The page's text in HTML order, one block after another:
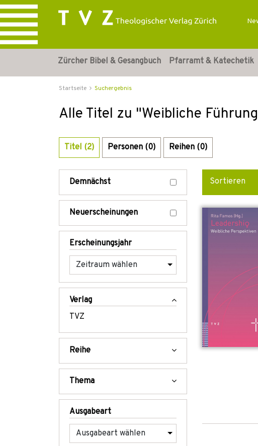
Zürcher Bibel & Gesangbuch Pfarramt & Katechetik
Startseite Suchergebnis
Alle Titel zu "Weibliche
Titel (2) Personen (0) Reihen (0)
Demnächst
Neuerscheinungen
Erscheinungsjahr
Verlag
TVZ
Reihe
Thema
Ausgabeart
Sortieren